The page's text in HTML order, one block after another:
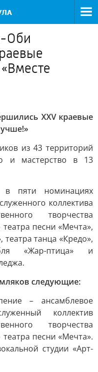
Оби
XXV краевые
из 43 территорий
и мастерство в 13
в пяти номинациях
коллектива
творчества
песни «Мечта»,
театра танца «Кредо»,
«Жар-птица» и
следующие:
– ансамблевое
коллектив
творчества
песни «Мечта».
студии «Арт-